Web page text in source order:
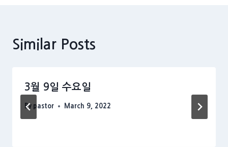
Similar Posts
3월 9일 수요일
By pastor March 9, 2022